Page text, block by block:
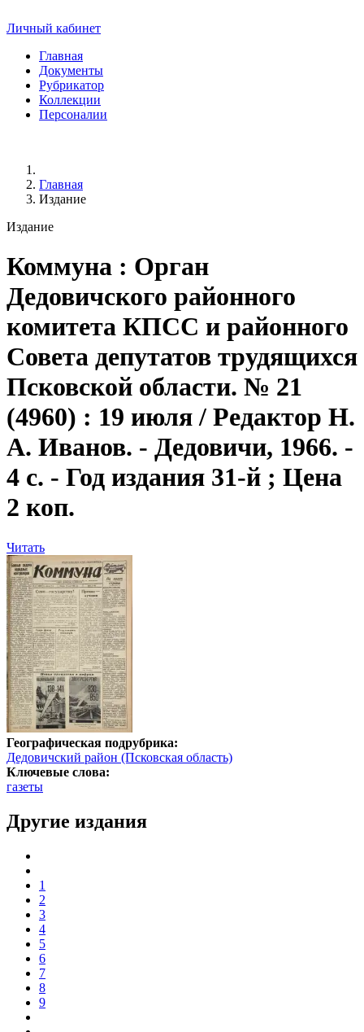
Личный кабинет
Главная
Документы
Рубрикатор
Коллекции
Персоналии
Главная
Издание
Издание
Коммуна : Орган
Дедовичского районного
комитета КПСС и районного
Совета депутатов трудящихся
Псковской области. № 21
(4960) : 19 июля / Редактор Н.
А. Иванов. - Дедовичи, 1966. -
4 с. - Год издания 31-й ; Цена
2 коп.
Читать
Географическая подрубрика:
Дедовичский район (Псковская область)
Ключевые слова:
газеты
Другие издания
1
2
3
4
5
6
7
8
9